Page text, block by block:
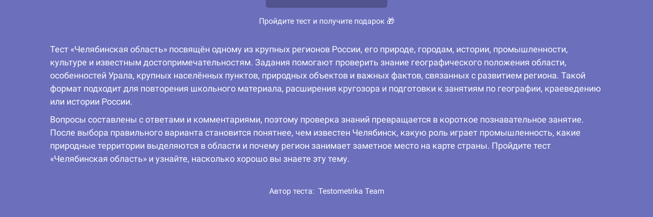
Пройдите тест и получите подарок 🎁
Тест «Челябинская область» посвящён одному из крупных регионов России, его природе, городам, истории, промышленности,
культуре и известным достопримечательностям. Задания помогают проверить знание географического положения области,
особенностей Урала, крупных населённых пунктов, природных объектов и важных фактов, связанных с развитием региона. Такой
формат подходит для повторения школьного материала, расширения кругозора и подготовки к занятиям по географии, краеведению
или истории России.
Вопросы составлены с ответами и комментариями, поэтому проверка знаний превращается в короткое познавательное занятие.
После выбора правильного варианта становится понятнее, чем известен Челябинск, какую роль играет промышленность, какие
природные территории выделяются в области и почему регион занимает заметное место на карте страны. Пройдите тест
«Челябинская область» и узнайте, насколько хорошо вы знаете эту тему.
Автор теста: Testometrika Team